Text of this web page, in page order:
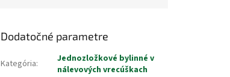
Dodatočné parametre
Kategória:
Jednozložkové bylinné v
nálevových vrecúškach